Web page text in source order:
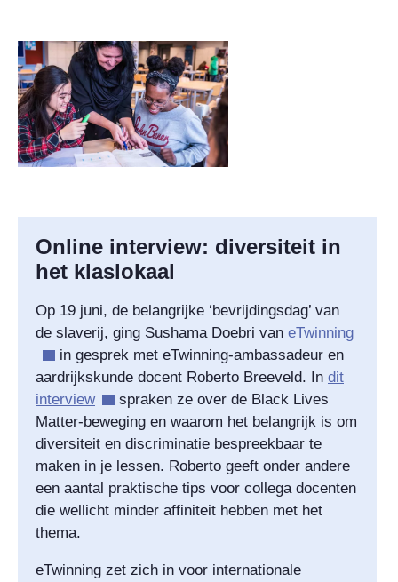
Online interview: diversiteit in
het klaslokaal
Op 19 juni, de belangrijke ‘bevrijdingsdag’ van
de slaverij, ging Sushama Doebri van eTwinning
in gesprek met eTwinning-ambassadeur en
aardrijkskunde docent Roberto Breeveld. In dit
interview
spraken ze over de Black Lives
Matter-beweging en waarom het belangrijk is om
diversiteit en discriminatie bespreekbaar te
maken in je lessen. Roberto geeft onder andere
een aantal praktische tips voor collega docenten
die wellicht minder affiniteit hebben met het
thema.
eTwinning zet zich in voor internationale